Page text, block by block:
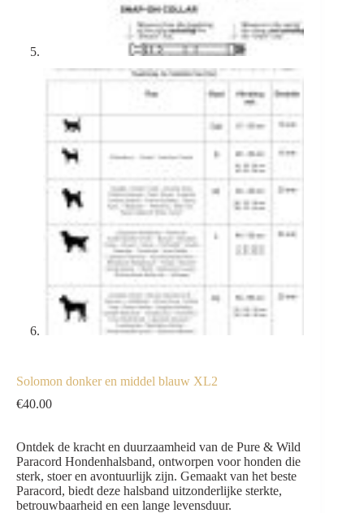
Solomon donker en middel blauw XL2
€40.00
Ontdek de kracht en duurzaamheid van de Pure & Wild
Paracord Hondenhalsband, ontworpen voor honden die
sterk, stoer en avontuurlijk zijn. Gemaakt van het beste
Paracord, biedt deze halsband uitzonderlijke sterkte,
betrouwbaarheid en een lange levensduur.